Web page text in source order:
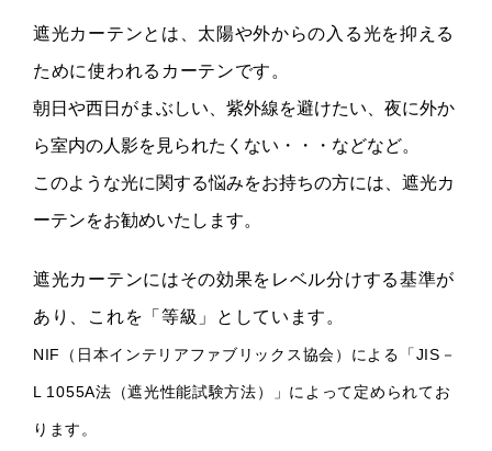
遮光カーテンとは、太陽や外からの入る光を抑える
ために使われるカーテンです。
朝日や西日がまぶしい、紫外線を避けたい、夜に外か
ら室内の人影を見られたくない・・・などなど。
このような光に関する悩みをお持ちの方には、遮光カ
ーテンをお勧めいたします。
遮光カーテンにはその効果をレベル分けする基準が
あり、これを「等級」としています。
NIF（日本インテリアファブリックス協会）による「JIS－
L 1055A法（遮光性能試験方法）」によって定められてお
ります。